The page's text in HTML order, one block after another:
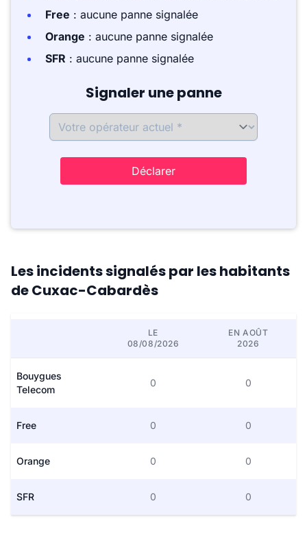
Free : aucune panne signalée
Orange : aucune panne signalée
SFR : aucune panne signalée
Signaler une panne
Déclarer
Les incidents signalés par les habitants
de Cuxac-Cabardès
LE
08/08/2026
EN AOÛT
2026
Bouygues
Telecom
0 0
Free 0 0
Orange 0 0
SFR 0 0